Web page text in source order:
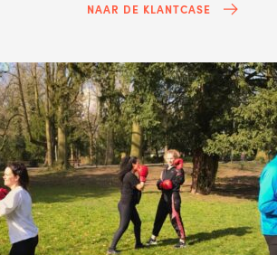
NAAR DE KLANTCASE